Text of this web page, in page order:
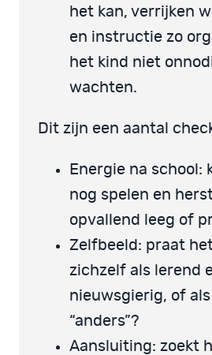
het kan, verrijken
en instructie zo
het kind niet
wachten.
Dit zijn een aantal
Energie na school:
nog spelen en
opvallend leeg of
Zelfbeeld: praat
zichzelf als lerend
nieuwsgierig, of als
“anders”?
Aansluiting: zoekt